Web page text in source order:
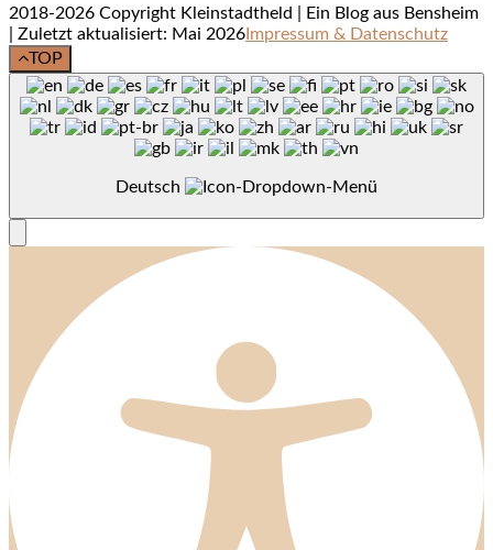
2018-2026 Copyright Kleinstadtheld | Ein Blog aus Bensheim
| Zuletzt aktualisiert: Mai 2026 Impressum & Datenschutz
TOP
Deutsch